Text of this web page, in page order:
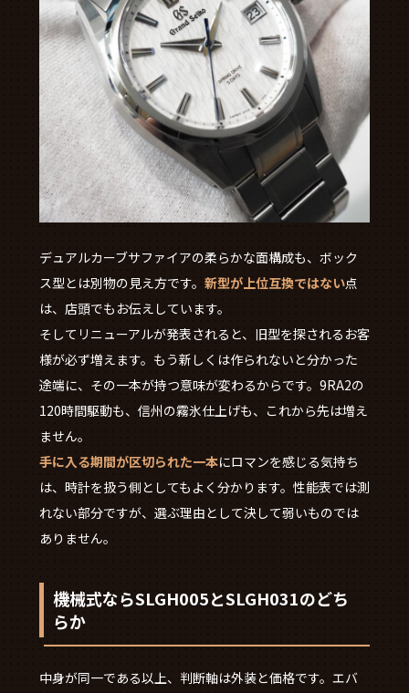
デュアルカーブサファイアの柔らかな面構成も、ボック
ス型とは別物の見え方です。 新型が上位互換ではない点
は、店頭でもお伝えしています。
そしてリニューアルが発表されると、旧型を探されるお客
様が必ず増えます。もう新しくは作られないと分かった
途端に、その一本が持つ意味が変わるからです。9RA2の
120時間駆動も、信州の霧氷仕上げも、これから先は増え
ません。
手に入る期間が区切られた一本にロマンを感じる気持ち
は、時計を扱う側としてもよく分かります。性能表では測
れない部分ですが、選ぶ理由として決して弱いものでは
ありません。
機械式ならSLGH005とSLGH031のどち
らか
中身が同一である以上、判断軸は外装と価格です。エバ